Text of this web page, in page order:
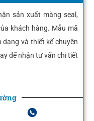
sản xuất màng seal,
khách hàng. Mẫu mã
dạng và thiết kế chuyên
để nhận tư vấn chi tiết